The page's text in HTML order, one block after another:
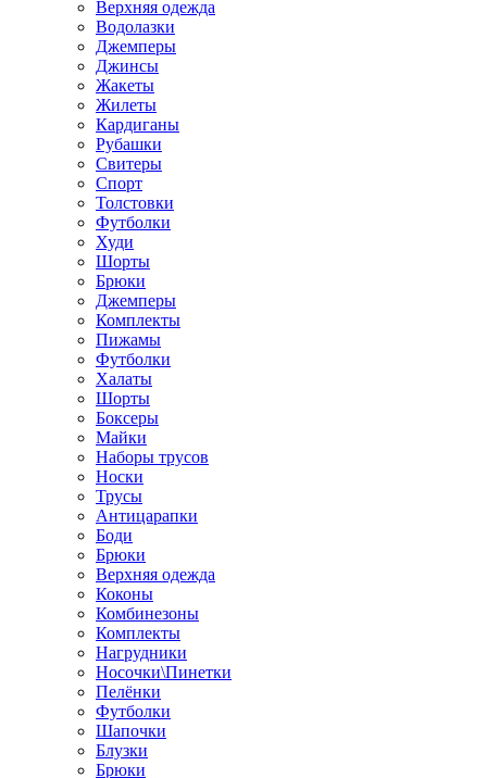
Верхняя одежда
Водолазки
Джемперы
Джинсы
Жакеты
Жилеты
Кардиганы
Рубашки
Свитеры
Спорт
Толстовки
Футболки
Худи
Шорты
Брюки
Джемперы
Комплекты
Пижамы
Футболки
Халаты
Шорты
Боксеры
Майки
Наборы трусов
Носки
Трусы
Антицарапки
Боди
Брюки
Верхняя одежда
Коконы
Комбинезоны
Комплекты
Нагрудники
Носочки\Пинетки
Пелёнки
Футболки
Шапочки
Блузки
Брюки